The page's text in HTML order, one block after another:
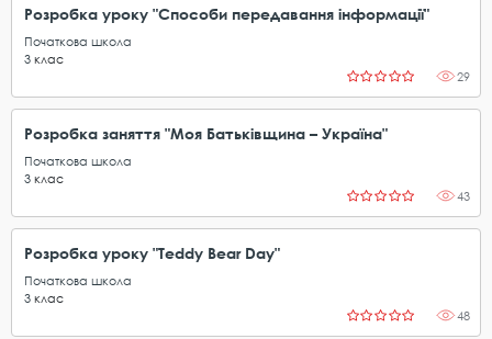
Розробка уроку "Способи передавання інформації"
Початкова школа
3 клас
29
Розробка заняття "Моя Батьківщина – Україна"
Початкова школа
3 клас
43
Розробка уроку "Teddy Bear Day"
Початкова школа
3 клас
48